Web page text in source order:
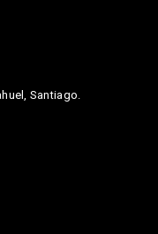
Santiago.